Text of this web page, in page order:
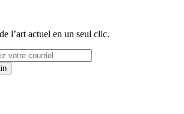
l’art actuel en un seul clic.